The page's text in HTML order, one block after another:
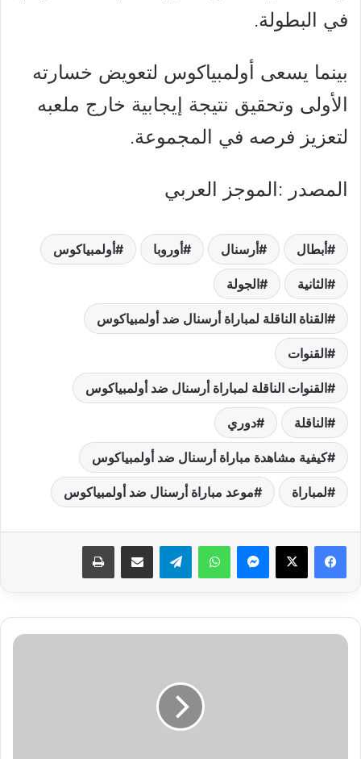
في البطولة.
بينما يسعى أولمبياكوس لتعويض خسارته
الأولى وتحقيق نتيجة إيجابية خارج ملعبه
لتعزيز فرصه في المجموعة.
المصدر :الموجز العربي
أبطال أرسنال أوروبا أولمبياكوس
الثانية الجولة
القناة الناقلة لمباراة أرسنال ضد أولمبياكوس
القنوات
القنوات الناقلة لمباراة أرسنال ضد أولمبياكوس
الناقلة دوري
كيفية مشاهدة مباراة أرسنال ضد أولمبياكوس
لمباراة موعد مباراة أرسنال ضد أولمبياكوس
فيسبوك ‫X ماسنجر واتساب تيلقرام مشاركة عبر البريد طباعة
القنوات